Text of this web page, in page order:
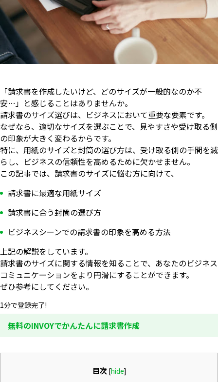
「請求書を作成したいけど、どのサイズが一般的なのか不
安…」と感じることはありませんか。
請求書のサイズ選びは、ビジネスにおいて重要な要素です。
なぜなら、適切なサイズを選ぶことで、見やすさや受け取る側
の印象が大きく変わるからです。
特に、用紙のサイズと封筒の選び方は、受け取る側の手間を減
らし、ビジネスの信頼性を高めるために欠かせません。
この記事では、請求書のサイズに悩む方に向けて、
請求書に最適な用紙サイズ
請求書に合う封筒の選び方
ビジネスシーンでの請求書の印象を高める方法
上記の解説をしています。
請求書のサイズに関する情報を知ることで、あなたのビジネス
コミュニケーションをより円滑にすることができます。
ぜひ参考にしてください。
1分で登録完了!
無料のINVOYでかんたんに請求書作成
目次 [hide]